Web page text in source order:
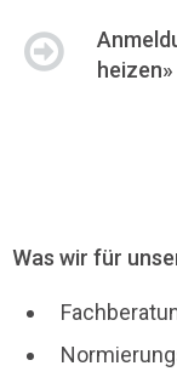
heizen»
Was wir für